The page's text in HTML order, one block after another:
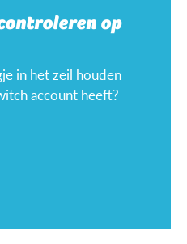
op
in het zeil houden
account heeft?